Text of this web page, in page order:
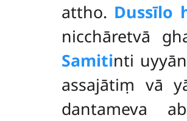
attho. Dussīlo
nicchāretvā
Samitinti
assajātiṃ vā
dantameva